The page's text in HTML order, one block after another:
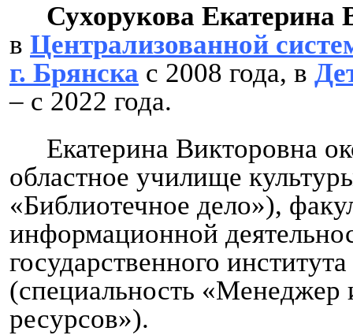
Сухорукова Екатерина
в Централизованной
г. Брянска с 2008 года, в
– с 2022 года.
Екатерина Викторовна
областное училище
«Библиотечное дело»),
информационной
государственного
(специальность
ресурсов»).